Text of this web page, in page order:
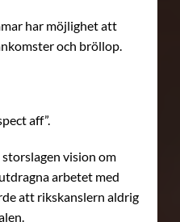
har möjlighet att
och bröllop.
aff”.
vision om
arbetet med
att rikskanslern aldrig